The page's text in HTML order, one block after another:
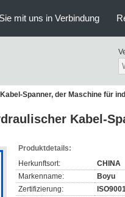
mit uns in Verbindung
Spanner, der Maschine für
Kabel-
Produktdetails:
Herkunftsort:
CHINA
Markenname:
Boyu
Zertifizierung: